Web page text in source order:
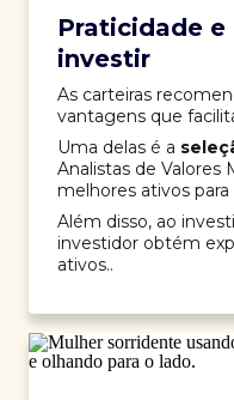
Praticidade
investir
As carteiras
vantagens que
Uma delas é a
Analistas de Valores
melhores ativos
Além disso, ao
investidor obtém
ativos..